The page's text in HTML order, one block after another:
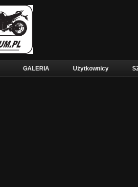
GALERIA Użytkownicy